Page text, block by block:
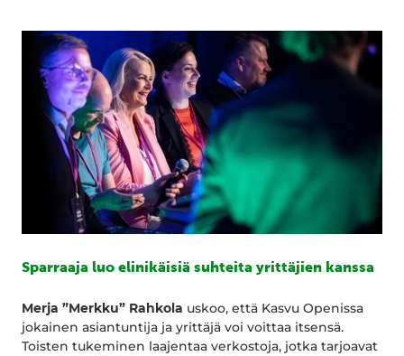
Sparraaja luo elinikäisiä suhteita yrittäjien kanssa
Merja ”Merkku” Rahkola uskoo, että Kasvu Openissa
jokainen asiantuntija ja yrittäjä voi voittaa itsensä.
Toisten tukeminen laajentaa verkostoja, jotka tarjoavat